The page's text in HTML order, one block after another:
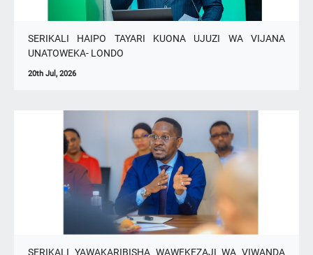
SERIKALI HAIPO TAYARI KUONA UJUZI WA VIJANA
UNATOWEKA- LONDO
20th Jul, 2026
SERIKALI YAWAKARIBISHA WAWEKEZAJI WA VIWANDA